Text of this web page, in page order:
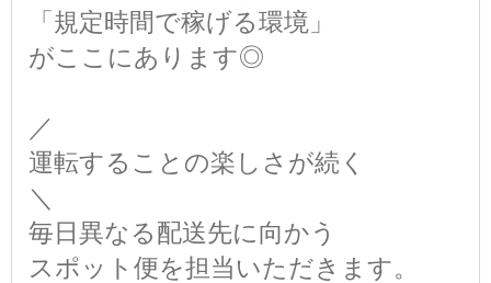
「規定時間で稼げる環境」
がここにあります◎
／
運転することの楽しさが続く
＼
毎日異なる配送先に向かう
スポット便を担当いただきます。